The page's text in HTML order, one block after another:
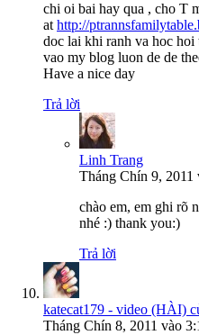
chi oi bai hay qua , cho T
at http://
doc lai khi ranh va hoc hoi
vao my blog luon de de
Have a nice day
Trả lời
Linh Trang
Tháng Chín 9, 2011
chào em, em ghi rõ
nhé :) thank you:)
Trả lời
katecat179 - video (HÀI)
Tháng Chín 8, 2011 vào